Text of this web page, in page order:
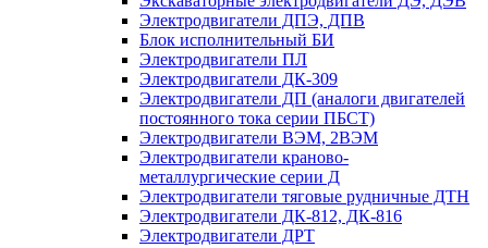
Электродвигатели ДПЭ, ДПВ
Блок исполнительный БИ
Электродвигатели ПЛ
Электродвигатели ДК-309
Электродвигатели ДП (аналоги двигателей
постоянного тока серии ПБСТ)
Электродвигатели ВЭМ, 2ВЭМ
Электродвигатели краново-
металлургические серии Д
Электродвигатели тяговые рудничные ДТН
Электродвигатели ДК-812, ДК-816
Электродвигатели ДРТ